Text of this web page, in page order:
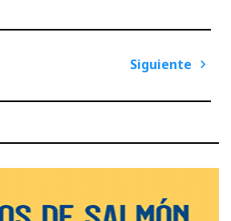
Siguiente